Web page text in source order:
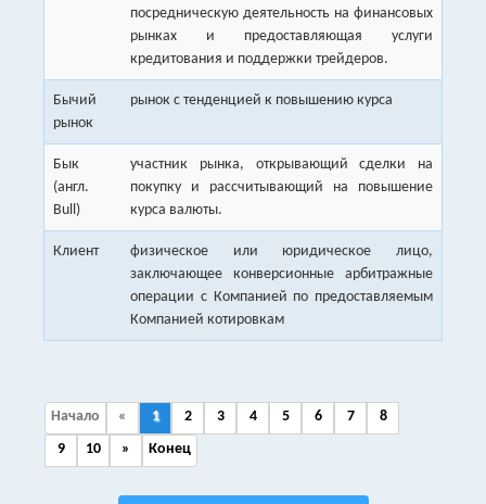
посредническую деятельность на финансовых
рынках и предоставляющая услуги
кредитования и поддержки трейдеров.
Бычий
рынок
рынок с тенденцией к повышению курса
Бык
(англ.
Bull)
участник рынка, открывающий сделки на
покупку и рассчитывающий на повышение
курса валюты.
Клиент
физическое или юридическое лицо,
заключающее конверсионные арбитражные
операции с Компанией по предоставляемым
Компанией котировкам
Начало « 1 2 3 4 5 6 7
8
9
10 » Конец